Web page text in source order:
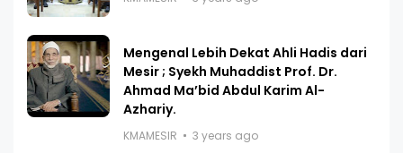
Mengenal Lebih Dekat Ahli Hadis dari
Mesir ; Syekh Muhaddist Prof. Dr.
Ahmad Ma’bid Abdul Karim Al-
Azhariy.
KMAMESIR 3 years ago